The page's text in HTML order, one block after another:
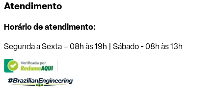
Atendimento
Horário de atendimento:
Segunda a Sexta – 08h às 19h | Sábado - 08h às 13h